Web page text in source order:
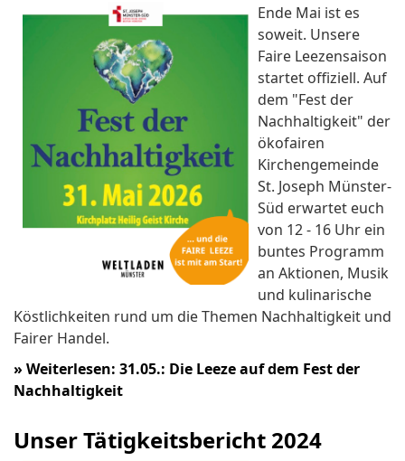
Ende Mai ist es
soweit. Unsere
Faire Leezensaison
startet offiziell. Auf
dem "Fest der
Nachhaltigkeit" der
ökofairen
Kirchengemeinde
St. Joseph Münster-
Süd erwartet euch
von 12 - 16 Uhr ein
buntes Programm
an Aktionen, Musik
und kulinarische
Köstlichkeiten rund um die Themen Nachhaltigkeit und
Fairer Handel.
»Weiterlesen: 31.05.: Die Leeze auf dem Fest der
Nachhaltigkeit
Unser Tätigkeitsbericht 2024